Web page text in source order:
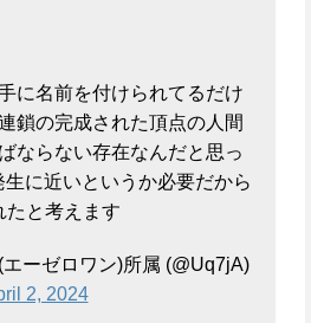
に名前を付けられてるだけ
鎖の完成された頂点の人間
ならない存在なんだと思っ
に近いというか必要だから
たと考えます
ーゼロワン)所属 (@Uq7jA)
2, 2024